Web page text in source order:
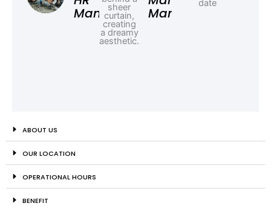
Manager Manager
ABOUT US
OUR LOCATION
OPERATIONAL HOURS
BENEFIT